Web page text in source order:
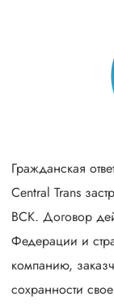
Гражданская
Central Trans
ВСК. Договор
Федерации и
компанию,
сохранности